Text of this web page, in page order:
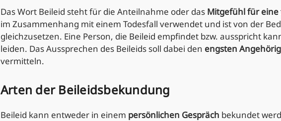
Das Wort Beileid steht für die Anteilnahme oder das Mitgefühl für
im Zusammenhang mit einem Todesfall verwendet und ist von der
gleichzusetzen. Eine Person, die Beileid empfindet bzw. ausspricht
leiden. Das Aussprechen des Beileids soll dabei den engsten
vermitteln.
Arten der Beileidsbekundung
Beileid kann entweder in einem persönlichen Gespräch bekundet